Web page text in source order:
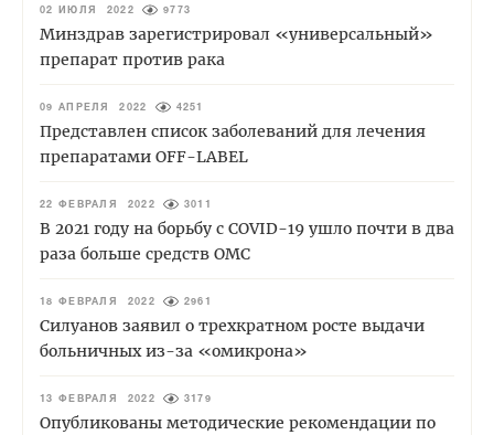
02 ИЮЛЯ 2022 9773
Минздрав зарегистрировал «универсальный»
препарат против рака
09 АПРЕЛЯ 2022 4251
Представлен список заболеваний для лечения
препаратами OFF-LABEL
22 ФЕВРАЛЯ 2022 3011
В 2021 году на борьбу с COVID-19 ушло почти в два
раза больше средств ОМС
18 ФЕВРАЛЯ 2022 2961
Силуанов заявил о трехкратном росте выдачи
больничных из-за «омикрона»
13 ФЕВРАЛЯ 2022 3179
Опубликованы методические рекомендации по